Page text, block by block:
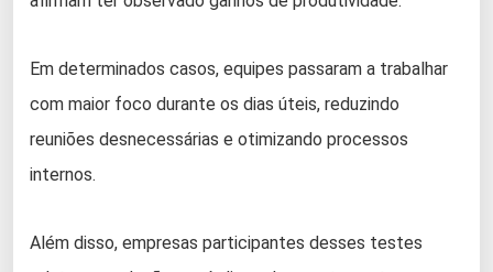
Em determinados casos, equipes passaram a trabalhar
com maior foco durante os dias úteis, reduzindo
reuniões desnecessárias e otimizando processos
internos.
Além disso, empresas participantes desses testes